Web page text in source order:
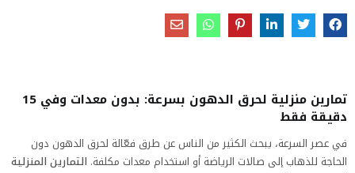
تمارين منزلية لحرق الدهون بسرعة: بدون معدات وفي 15
دقيقة فقط
في عصر السرعة، يبحث الكثير من الناس عن طرق فعّالة لحرق الدهون دون
الحاجة للذهاب إلى صالات الرياضة أو استخدام معدات مكلفة. التمارين المنزلية
هل نسيت كلمة المرور ؟